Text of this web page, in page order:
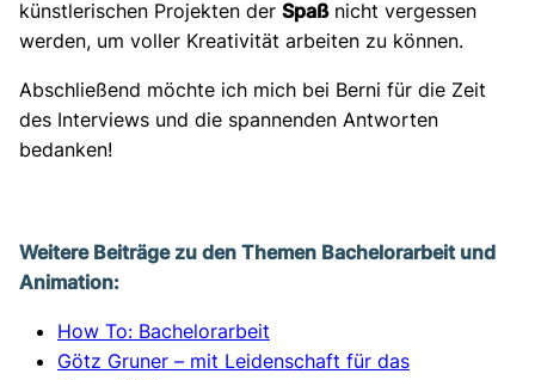
künstlerischen Projekten der Spaßnicht vergessen
werden, um voller Kreativität arbeiten zu können.
Abschließend möchte ich mich bei Berni für die Zeit
des Interviews und die spannenden Antworten
bedanken!
Weitere Beiträge zu den Themen Bachelorarbeit und
Animation:
How To: Bachelorarbeit
Götz Gruner – mit Leidenschaft für das